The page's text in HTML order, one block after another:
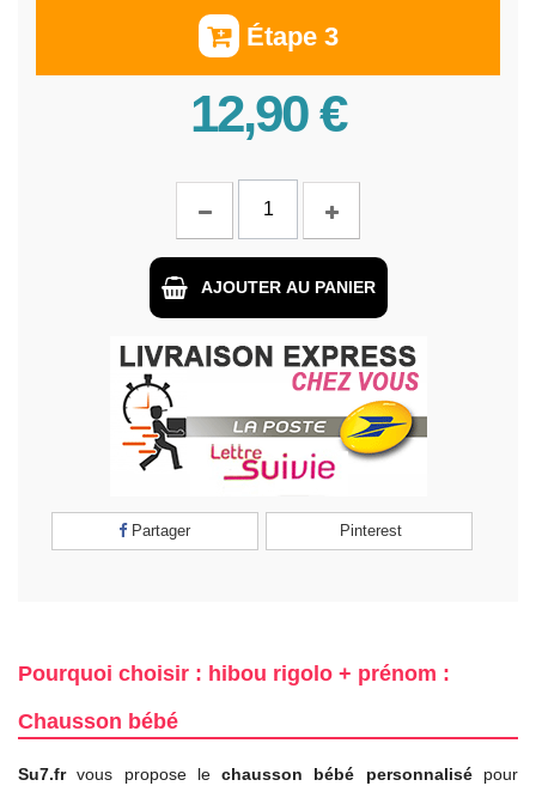
Étape 3
12,90 €
AJOUTER AU PANIER
Partager Pinterest
Pourquoi choisir : hibou rigolo + prénom :
Chausson bébé
Su7.frvous propose lechausson bébé personnalisépour